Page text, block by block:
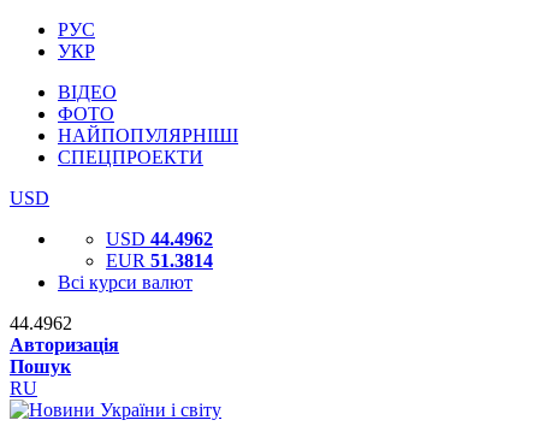
РУС
УКР
ВІДЕО
ФОТО
НАЙПОПУЛЯРНІШІ
СПЕЦПРОЕКТИ
USD
USD 44.4962
EUR 51.3814
Всі курси валют
44.4962
Авторизація
Пошук
RU